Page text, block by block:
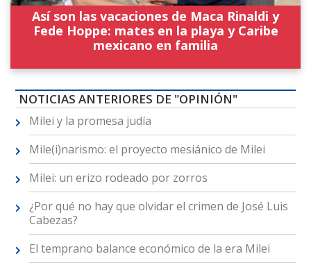
Así son las vacaciones de Maca Rinaldi y
Fede Hoppe: mates en la playa y Caribe
mexicano en familia
NOTICIAS ANTERIORES DE "OPINIÓN"
Milei y la promesa judía
Mile(i)narismo: el proyecto mesiánico de Milei
Milei: un erizo rodeado por zorros
¿Por qué no hay que olvidar el crimen de José Luis
Cabezas?
El temprano balance económico de la era Milei